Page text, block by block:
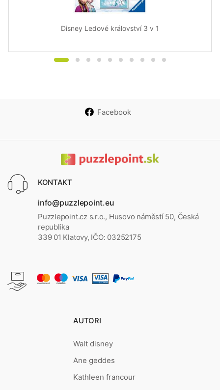
Disney Ledové království 3 v 1
Facebook
KONTAKT
info@puzzlepoint.eu
Puzzlepoint.cz s.r.o., Husovo náměstí 50, Česká
republika
339 01 Klatovy, IČO: 03252175
AUTORI
Walt disney
Ane geddes
Kathleen francour